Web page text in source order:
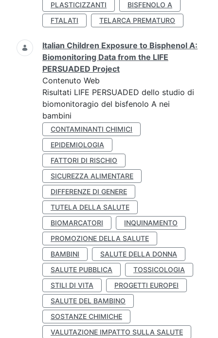
PLASTICIZZANTI
BISFENOLO A
FTALATI
TELARCA PREMATURO
Italian Children Exposure to Bisphenol A:
Biomonitoring Data from the LIFE
PERSUADED Project
Contenuto Web
Risultati LIFE PERSUADED dello studio di
biomonitoragio del bisfenolo A nei
bambini
CONTAMINANTI CHIMICI
EPIDEMIOLOGIA
FATTORI DI RISCHIO
SICUREZZA ALIMENTARE
DIFFERENZE DI GENERE
TUTELA DELLA SALUTE
BIOMARCATORI
INQUINAMENTO
PROMOZIONE DELLA SALUTE
BAMBINI
SALUTE DELLA DONNA
SALUTE PUBBLICA
TOSSICOLOGIA
STILI DI VITA
PROGETTI EUROPEI
SALUTE DEL BAMBINO
SOSTANZE CHIMICHE
VALUTAZIONE IMPATTO SULLA SALUTE